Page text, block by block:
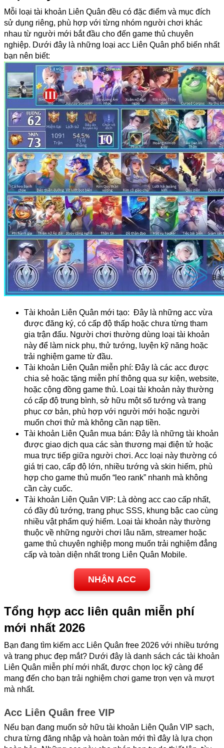
Mỗi loại tài khoản Liên Quân đều có đặc điểm và mục đích
sử dụng riêng, phù hợp với từng nhóm người chơi khác
nhau từ người mới bắt đầu cho đến game thủ chuyên
nghiệp. Dưới đây là những loại acc Liên Quân phổ biến nhất
bạn nên biết:
Tài khoản Liên Quân mới tạo:  Đây là những acc vừa
được đăng ký, có cấp độ thấp hoặc chưa từng tham
gia trận đấu. Người chơi thường dùng loại tài khoản
này để làm nick phụ, thử tướng, luyện kỹ năng hoặc
trải nghiệm game từ đầu.
Tài khoản Liên Quân miễn phí: Đây là các acc được
chia sẻ hoặc tặng miễn phí thông qua sự kiện, website,
hoặc cộng đồng game thủ. Loại tài khoản này thường
có cấp độ trung bình, sở hữu một số tướng và trang
phục cơ bản, phù hợp với người mới hoặc người
muốn chơi thử mà không cần nạp tiền.
Tài khoản Liên Quân mua bán: Đây là những tài khoản
được giao dịch qua các sàn thương mại điện tử hoặc
mua trực tiếp giữa người chơi. Acc loại này thường có
giá trị cao, cấp độ lớn, nhiều tướng và skin hiếm, phù
hợp cho game thủ muốn “leo rank” nhanh mà không
cần cày cuốc.
Tài khoản Liên Quân VIP: Là dòng acc cao cấp nhất,
có đầy đủ tướng, trang phục SSS, khung bậc cao cùng
nhiều vật phẩm quý hiếm. Loại tài khoản này thường
thuộc về những người chơi lâu năm, streamer hoặc
game thủ chuyên nghiệp mong muốn trải nghiệm đẳng
cấp và toàn diện nhất trong Liên Quân Mobile.
NHẬN ACC
Tổng hợp acc liên quân miễn phí
mới nhất 2026
Bạn đang tìm kiếm acc Liên Quân free 2026 với nhiều tướng
và trang phục đẹp mắt? Dưới đây là danh sách các tài khoản
Liên Quân miễn phí mới nhất, được chọn lọc kỹ càng để
mang đến cho bạn trải nghiệm chơi game trọn vẹn và mượt
mà nhất.
Acc Liên Quân free VIP
Nếu bạn đang muốn sở hữu tài khoản Liên Quân VIP sạch,
chưa từng đăng nhập và hoàn toàn mới thì đây là lựa chọn